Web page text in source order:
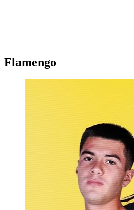
Flamengo